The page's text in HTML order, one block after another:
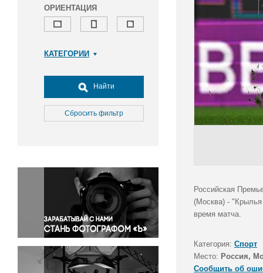
ОРИЕНТАЦИЯ
КАТЕГОРИИ
Досуг, туризм и отдых
Культура
Медицина
Окружающая среда
Политика
Правосудие
Происшествия и конфликты
Религия
Светская жизнь
Спорт
Найти
Сбросить фильтр
Российская
(Москва) -
время матча.
Категория: Спорт
Место: Россия,
Сообщить об